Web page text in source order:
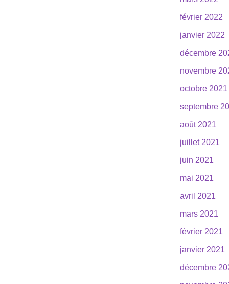
février 2022
janvier 2022
décembre
novembre
octobre 2021
septembre
août 2021
juillet 2021
juin 2021
mai 2021
avril 2021
mars 2021
février 2021
janvier 2021
décembre